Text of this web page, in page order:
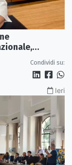
Condividi su:
Ieri